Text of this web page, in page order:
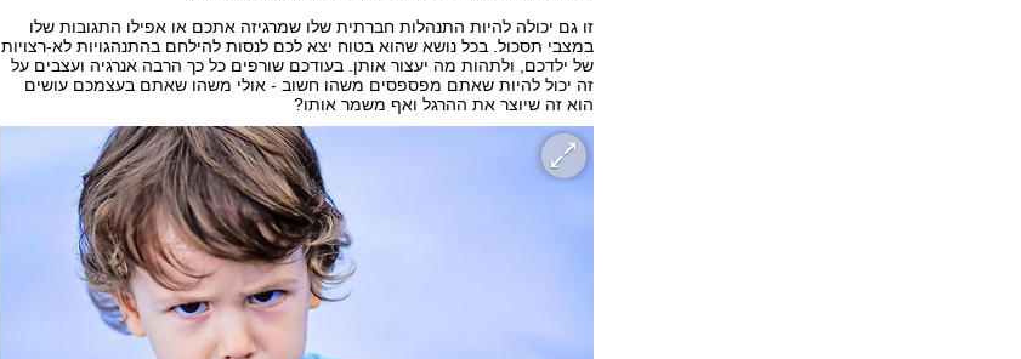
זו גם יכולה להיות התנהלות חברתית שלו שמרגיזה אתכם או אפילו התגובות שלו
במצבי תסכול. בכל נושא שהוא בטוח יצא לכם לנסות להילחם בהתנהגויות לא-רצויות
של ילדכם, ולתהות מה יעצור אותן. בעודכם שורפים כל כך הרבה אנרגיה ועצבים על
זה יכול להיות שאתם מפספסים משהו חשוב - אולי משהו שאתם בעצמכם עושים
הוא זה שיוצר את ההרגל ואף משמר אותו?